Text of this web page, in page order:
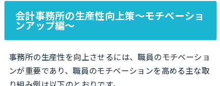
会計事務所の生産性向上策～モチベーショ
ンアップ編～
事務所の生産性を向上させるには、職員のモチベーショ
ンが重要であり、職員のモチベーションを高める主な取